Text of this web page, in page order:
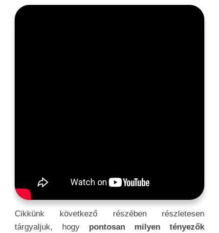
Cikkünk következő részében részletesen
tárgyaljuk, hogy pontosan milyen tényezők